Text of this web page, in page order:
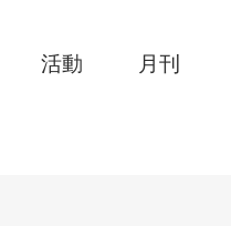
活動 月刊